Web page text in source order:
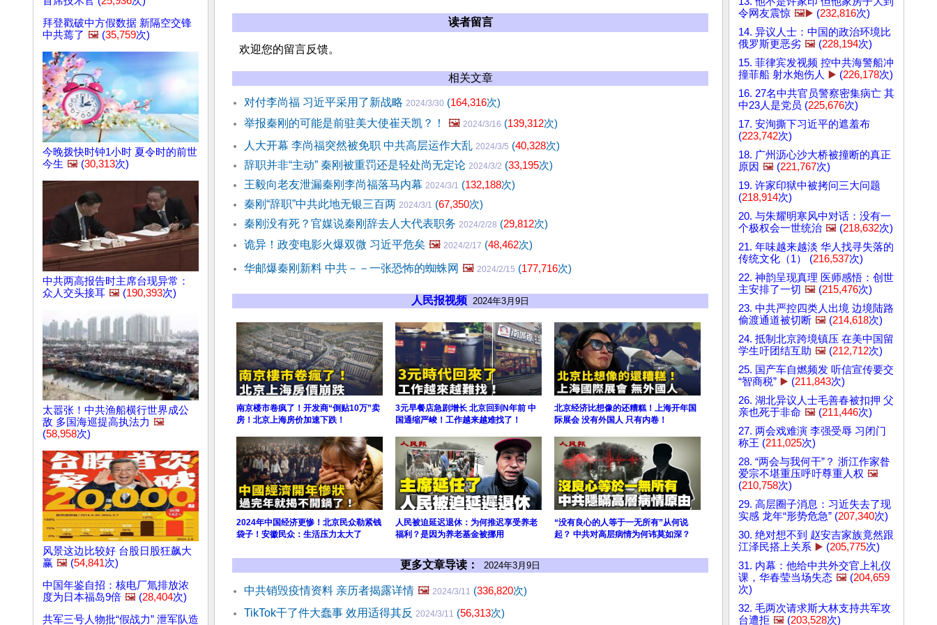
拜登戳破中方假数据 新隔空交锋
中共蔫了 🖼️ (35,759次)
今晚拨快时钟1小时 夏令时的前世
今生 🖼️ (30,313次)
中共两高报告时主席台现异常：
众人交头接耳 🖼️ (190,393次)
太嚣张！中共渔船横行世界成公
敌 多国海巡提高执法力 🖼️
(58,958次)
风景这边比较好 台股日股狂飙大
赢 🖼️ (54,841次)
中国年鉴自招：核电厂氚排放浓
度为日本福岛9倍 🖼️ (28,404次)
共军三号人物批“假战力” 泄军队造
读者留言
欢迎您的留言反馈。
相关文章
对付李尚福 习近平采用了新战略 2024/3/30 (164,316次)
举报秦刚的可能是前驻美大使崔天凯？！
🖼️ 2024/3/16 (139,312次)
人大开幕 李尚福突然被免职 中共高层运作大乱 2024/3/5 (40,328次)
辞职并非“主动” 秦刚被重罚还是轻处尚无定论 2024/3/2 (33,195次)
王毅向老友泄漏秦刚李尚福落马内幕 2024/3/1 (132,188次)
秦刚“辞职”中共此地无银三百两 2024/3/1 (67,350次)
秦刚没有死？官媒说秦刚辞去人大代表职务 2024/2/28 (29,812次)
诡异！政变电影火爆双微 习近平危矣 🖼️ 2024/2/17 (48,462次)
华邮爆秦刚新料 中共－－一张恐怖的蜘蛛网 🖼️ 2024/2/15 (177,716次)
人民报视频 2024年3月9日
南京楼市卷疯了！开发商“倒贴10万”卖
房！北京上海房价加速下跌！
3元早餐店急剧增长 北京回到N年前 中
国通缩严峻！工作越来越难找了！
北京经济比想像的还糟糕！上海开年国
际展会 没有外国人 只有内卷！
2024年中国经济更惨！北京民众勒紧钱
袋子！安徽民众：生活压力太大了
人民被迫延迟退休：为何推迟享受养老
福利？是因为养老基金被挪用
“没有良心的人等于一无所有”从何说
起？ 中共对高层病情为何讳莫如深？
更多文章导读： 2024年3月9日
中共销毁疫情资料 亲历者揭露详情 🖼️ 2024/3/11 (336,820次)
TikTok干了件大蠢事 效用适得其反 2024/3/11 (56,313次)
令网友震惊 🖼️▶️ (232,816次)
14. 异议人士：中国的政治环境比
俄罗斯更恶劣 🖼️ (228,194次)
15. 菲律宾发视频 控中共海警船冲
撞菲船 射水炮伤人 ▶️ (226,178次)
16. 27名中共官员警察密集病亡 其
中23人是党员 (225,676次)
17. 安洵撕下习近平的遮羞布
(223,742次)
18. 广州沥心沙大桥被撞断的真正
原因 🖼️ (221,767次)
19. 许家印狱中被拷问三大问题
(218,914次)
20. 与朱耀明寒风中对话：没有一
个极权会一世统治 🖼️ (218,632次)
21. 年味越来越淡 华人找寻失落的
传统文化（1） (216,537次)
22. 神韵呈现真理 医师感悟：创世
主安排了一切 🖼️ (215,476次)
23. 中共严控四类人出境 边境陆路
偷渡通道被切断 🖼️ (214,618次)
24. 抵制北京跨境镇压 在美中国留
学生吁团结互助 🖼️ (212,712次)
25. 国产车自燃频发 听信宣传要交
“智商税” ▶️ (211,843次)
26. 湖北异议人士毛善春被扣押 父
亲也死于非命 🖼️ (211,446次)
27. 两会戏难演 李强受辱 习闭门
称王 (211,025次)
28. “两会与我何干”？ 浙江作家昝
爱宗不堪重压呼吁尊重人权 🖼️
(210,758次)
29. 高层圈子消息：习近失去了现
实感 龙年“形势危急” (207,340次)
30. 绝对想不到 赵安吉家族竟然跟
江泽民搭上关系 ▶️ (205,775次)
31. 内幕：他给中共外交官上礼仪
课，华春莹当场失态 🖼️ (204,659
次)
32. 毛两次请求斯大林支持共军攻
台遭拒 🖼️ (203,528次)